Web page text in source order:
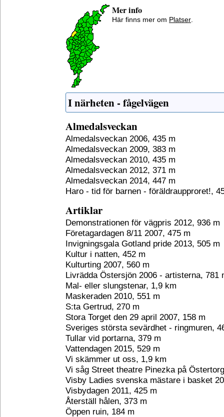
Mer info
Här finns mer om Platser.
I närheten - fågelvägen
Almedalsveckan
Almedalsveckan 2006, 435 m
Almedalsveckan 2009, 383 m
Almedalsveckan 2010, 435 m
Almedalsveckan 2012, 371 m
Almedalsveckan 2014, 447 m
Haro - tid för barnen - föräldraupproret!,
Artiklar
Demonstrationen för vägpris 2012, 936 m
Företagardagen 8/11 2007, 475 m
Invigningsgala Gotland pride 2013, 505 m
Kultur i natten, 452 m
Kulturting 2007, 560 m
Livrädda Östersjön 2006 - artisterna, 781
Mal- eller slungstenar, 1,9 km
Maskeraden 2010, 551 m
S:ta Gertrud, 270 m
Stora Torget den 29 april 2007, 158 m
Sveriges största sevärdhet - ringmuren,
Tullar vid portarna, 379 m
Vattendagen 2015, 529 m
Vi skämmer ut oss, 1,9 km
Vi såg Street theatre Pinezka på
Visby Ladies svenska mästare i basket
Visbydagen 2011, 425 m
Återställ hålen, 373 m
Öppen ruin, 184 m